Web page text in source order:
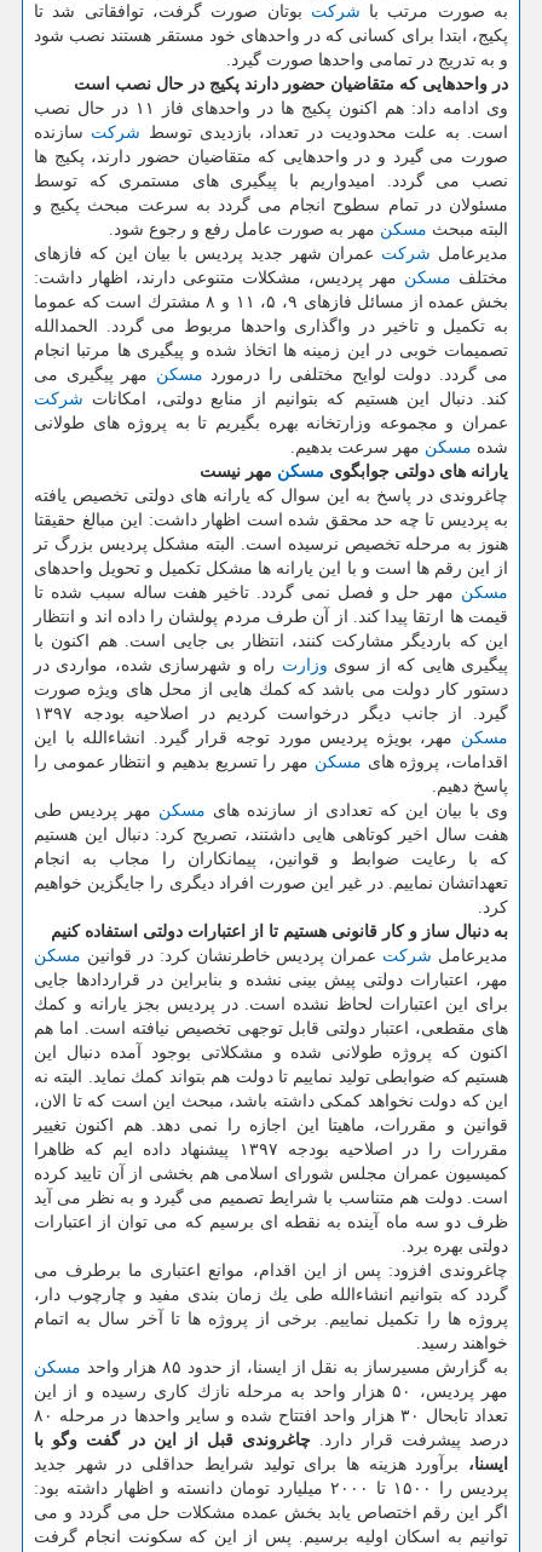
به صورت مرتب با شركت بوتان صورت گرفت، توافقاتی شد تا
پكیج، ابتدا برای كسانی كه در واحدهای خود مستقر هستند نصب شود
و به تدریج در تمامی واحدها صورت گیرد.
در واحدهایی كه متقاضیان حضور دارند پكیج در حال نصب است
وی ادامه داد: هم اكنون پكیج ها در واحدهای فاز ۱۱ در حال نصب
است. به علت محدودیت در تعداد، بازدیدی توسط شركت سازنده
صورت می گیرد و در واحدهایی كه متقاضیان حضور دارند، پكیج ها
نصب می گردد. امیدواریم با پیگیری های مستمری كه توسط
مسئولان در تمام سطوح انجام می گردد به سرعت مبحث پكیج و
البته مبحث مسكن مهر به صورت عامل رفع و رجوع شود.
مدیرعامل شركت عمران شهر جدید پردیس با بیان این كه فازهای
مختلف مسكن مهر پردیس، مشكلات متنوعی دارند، اظهار داشت:
بخش عمده از مسائل فازهای ۹، ۵، ۱۱ و ۸ مشترك است كه عموما
به تكمیل و تاخیر در واگذاری واحدها مربوط می گردد. الحمدالله
تصمیمات خوبی در این زمینه ها اتخاذ شده و پیگیری ها مرتبا انجام
می گردد. دولت لوایح مختلفی را درمورد مسكن مهر پیگیری می
كند. دنبال این هستیم كه بتوانیم از منابع دولتی، امكانات شركت
عمران و مجموعه وزارتخانه بهره بگیریم تا به پروژه های طولانی
شده مسكن مهر سرعت بدهیم.
یارانه های دولتی جوابگوی مسكن مهر نیست
چاغروندی در پاسخ به این سوال كه یارانه های دولتی تخصیص یافته
به پردیس تا چه حد محقق شده است اظهار داشت: این مبالغ حقیقتا
هنوز به مرحله تخصیص نرسیده است. البته مشكل پردیس بزرگ تر
از این رقم ها است و با این یارانه ها مشكل تكمیل و تحویل واحدهای
مسكن مهر حل و فصل نمی گردد. تاخیر هفت ساله سبب شده تا
قیمت ها ارتقا پیدا كند. از آن طرف مردم پولشان را داده اند و انتظار
این كه باردیگر مشاركت كنند، انتظار بی جایی است. هم اكنون با
پیگیری هایی كه از سوی وزارت راه و شهرسازی شده، مواردی در
دستور كار دولت می باشد كه كمك هایی از محل های ویژه صورت
گیرد. از جانب دیگر درخواست كردیم در اصلاحیه بودجه ۱۳۹۷
مسكن مهر، بویژه پردیس مورد توجه قرار گیرد. انشاءالله با این
اقدامات، پروژه های مسكن مهر را تسریع بدهیم و انتظار عمومی را
پاسخ دهیم.
وی با بیان این كه تعدادی از سازنده های مسكن مهر پردیس طی
هفت سال اخیر كوتاهی هایی داشتند، تصریح كرد: دنبال این هستیم
كه با رعایت ضوابط و قوانین، پیمانكاران را مجاب به انجام
تعهداتشان نماییم. در غیر این صورت افراد دیگری را جایگزین خواهیم
كرد.
به دنبال ساز و كار قانونی هستیم تا از اعتبارات دولتی استفاده كنیم
مدیرعامل شركت عمران پردیس خاطرنشان كرد: در قوانین مسكن
مهر، اعتبارات دولتی پیش بینی نشده و بنابراین در قراردادها جایی
برای این اعتبارات لحاظ نشده است. در پردیس بجز یارانه و كمك
های مقطعی، اعتبار دولتی قابل توجهی تخصیص نیافته است. اما هم
اكنون كه پروژه طولانی شده و مشكلاتی بوجود آمده دنبال این
هستیم كه ضوابطی تولید نماییم تا دولت هم بتواند كمك نماید. البته نه
این كه دولت نخواهد كمكی داشته باشد، مبحث این است كه تا الان،
قوانین و مقررات، ماهیتا این اجازه را نمی دهد. هم اكنون تغییر
مقررات را در اصلاحیه بودجه ۱۳۹۷ پیشنهاد داده ایم كه ظاهرا
كمیسیون عمران مجلس شورای اسلامی هم بخشی از آن تایید كرده
است. دولت هم متناسب با شرایط تصمیم می گیرد و به نظر می آید
ظرف دو سه ماه آینده به نقطه ای برسیم كه می توان از اعتبارات
دولتی بهره برد.
چاغروندی افزود: پس از این اقدام، موانع اعتباری ما برطرف می
گردد كه بتوانیم انشاءالله طی یك زمان بندی مفید و چارچوب دار،
پروژه ها را تكمیل نماییم. برخی از پروژه ها تا آخر سال به اتمام
خواهند رسید.
به گزارش مسیرساز به نقل از ایسنا، از حدود ۸۵ هزار واحد
مسكن
مهر پردیس، ۵۰ هزار واحد به مرحله نازك كاری رسیده و از این
تعداد تابحال ۳۰ هزار واحد افتتاح شده و سایر واحدها در مرحله ۸۰
درصد پیشرفت قرار دارد. چاغروندی قبل از این در گفت وگو با
ایسنا، برآورد هزینه ها برای تولید شرایط حداقلی در شهر جدید
پردیس را ۱۵۰۰ تا ۲۰۰۰ میلیارد تومان دانسته و اظهار داشته بود:
اگر این رقم اختصاص یابد بخش عمده مشكلات حل می گردد و می
توانیم به اسكان اولیه برسیم. پس از این كه سكونت انجام گرفت